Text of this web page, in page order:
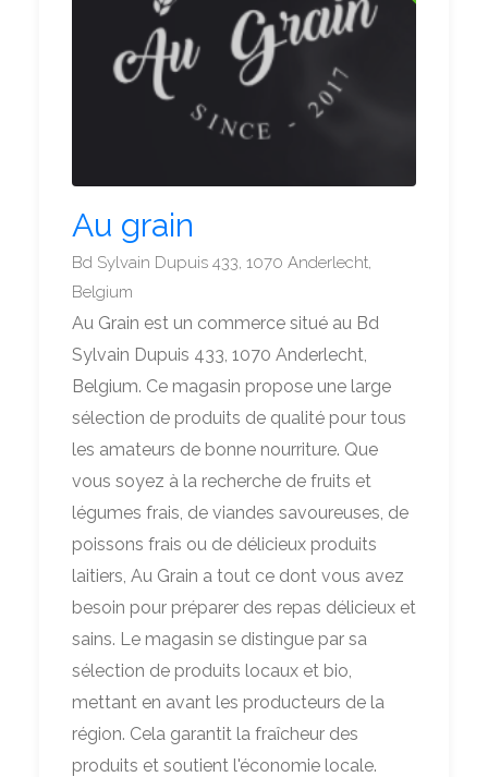
Au grain
Bd Sylvain Dupuis 433, 1070 Anderlecht,
Belgium
Au Grain est un commerce situé au Bd
Sylvain Dupuis 433, 1070 Anderlecht,
Belgium. Ce magasin propose une large
sélection de produits de qualité pour tous
les amateurs de bonne nourriture. Que
vous soyez à la recherche de fruits et
légumes frais, de viandes savoureuses, de
poissons frais ou de délicieux produits
laitiers, Au Grain a tout ce dont vous avez
besoin pour préparer des repas délicieux et
sains. Le magasin se distingue par sa
sélection de produits locaux et bio,
mettant en avant les producteurs de la
région. Cela garantit la fraîcheur des
produits et soutient l'économie locale.